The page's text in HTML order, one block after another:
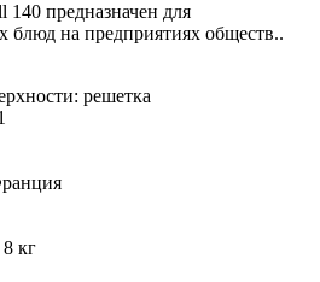
предназначен для
блюд на предприятиях обществ..
решетка
8 кг